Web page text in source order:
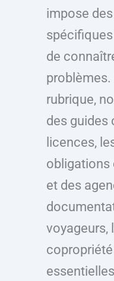
impose
de
rubrique,
des guides
licences,
obligations
et des
voyageurs,